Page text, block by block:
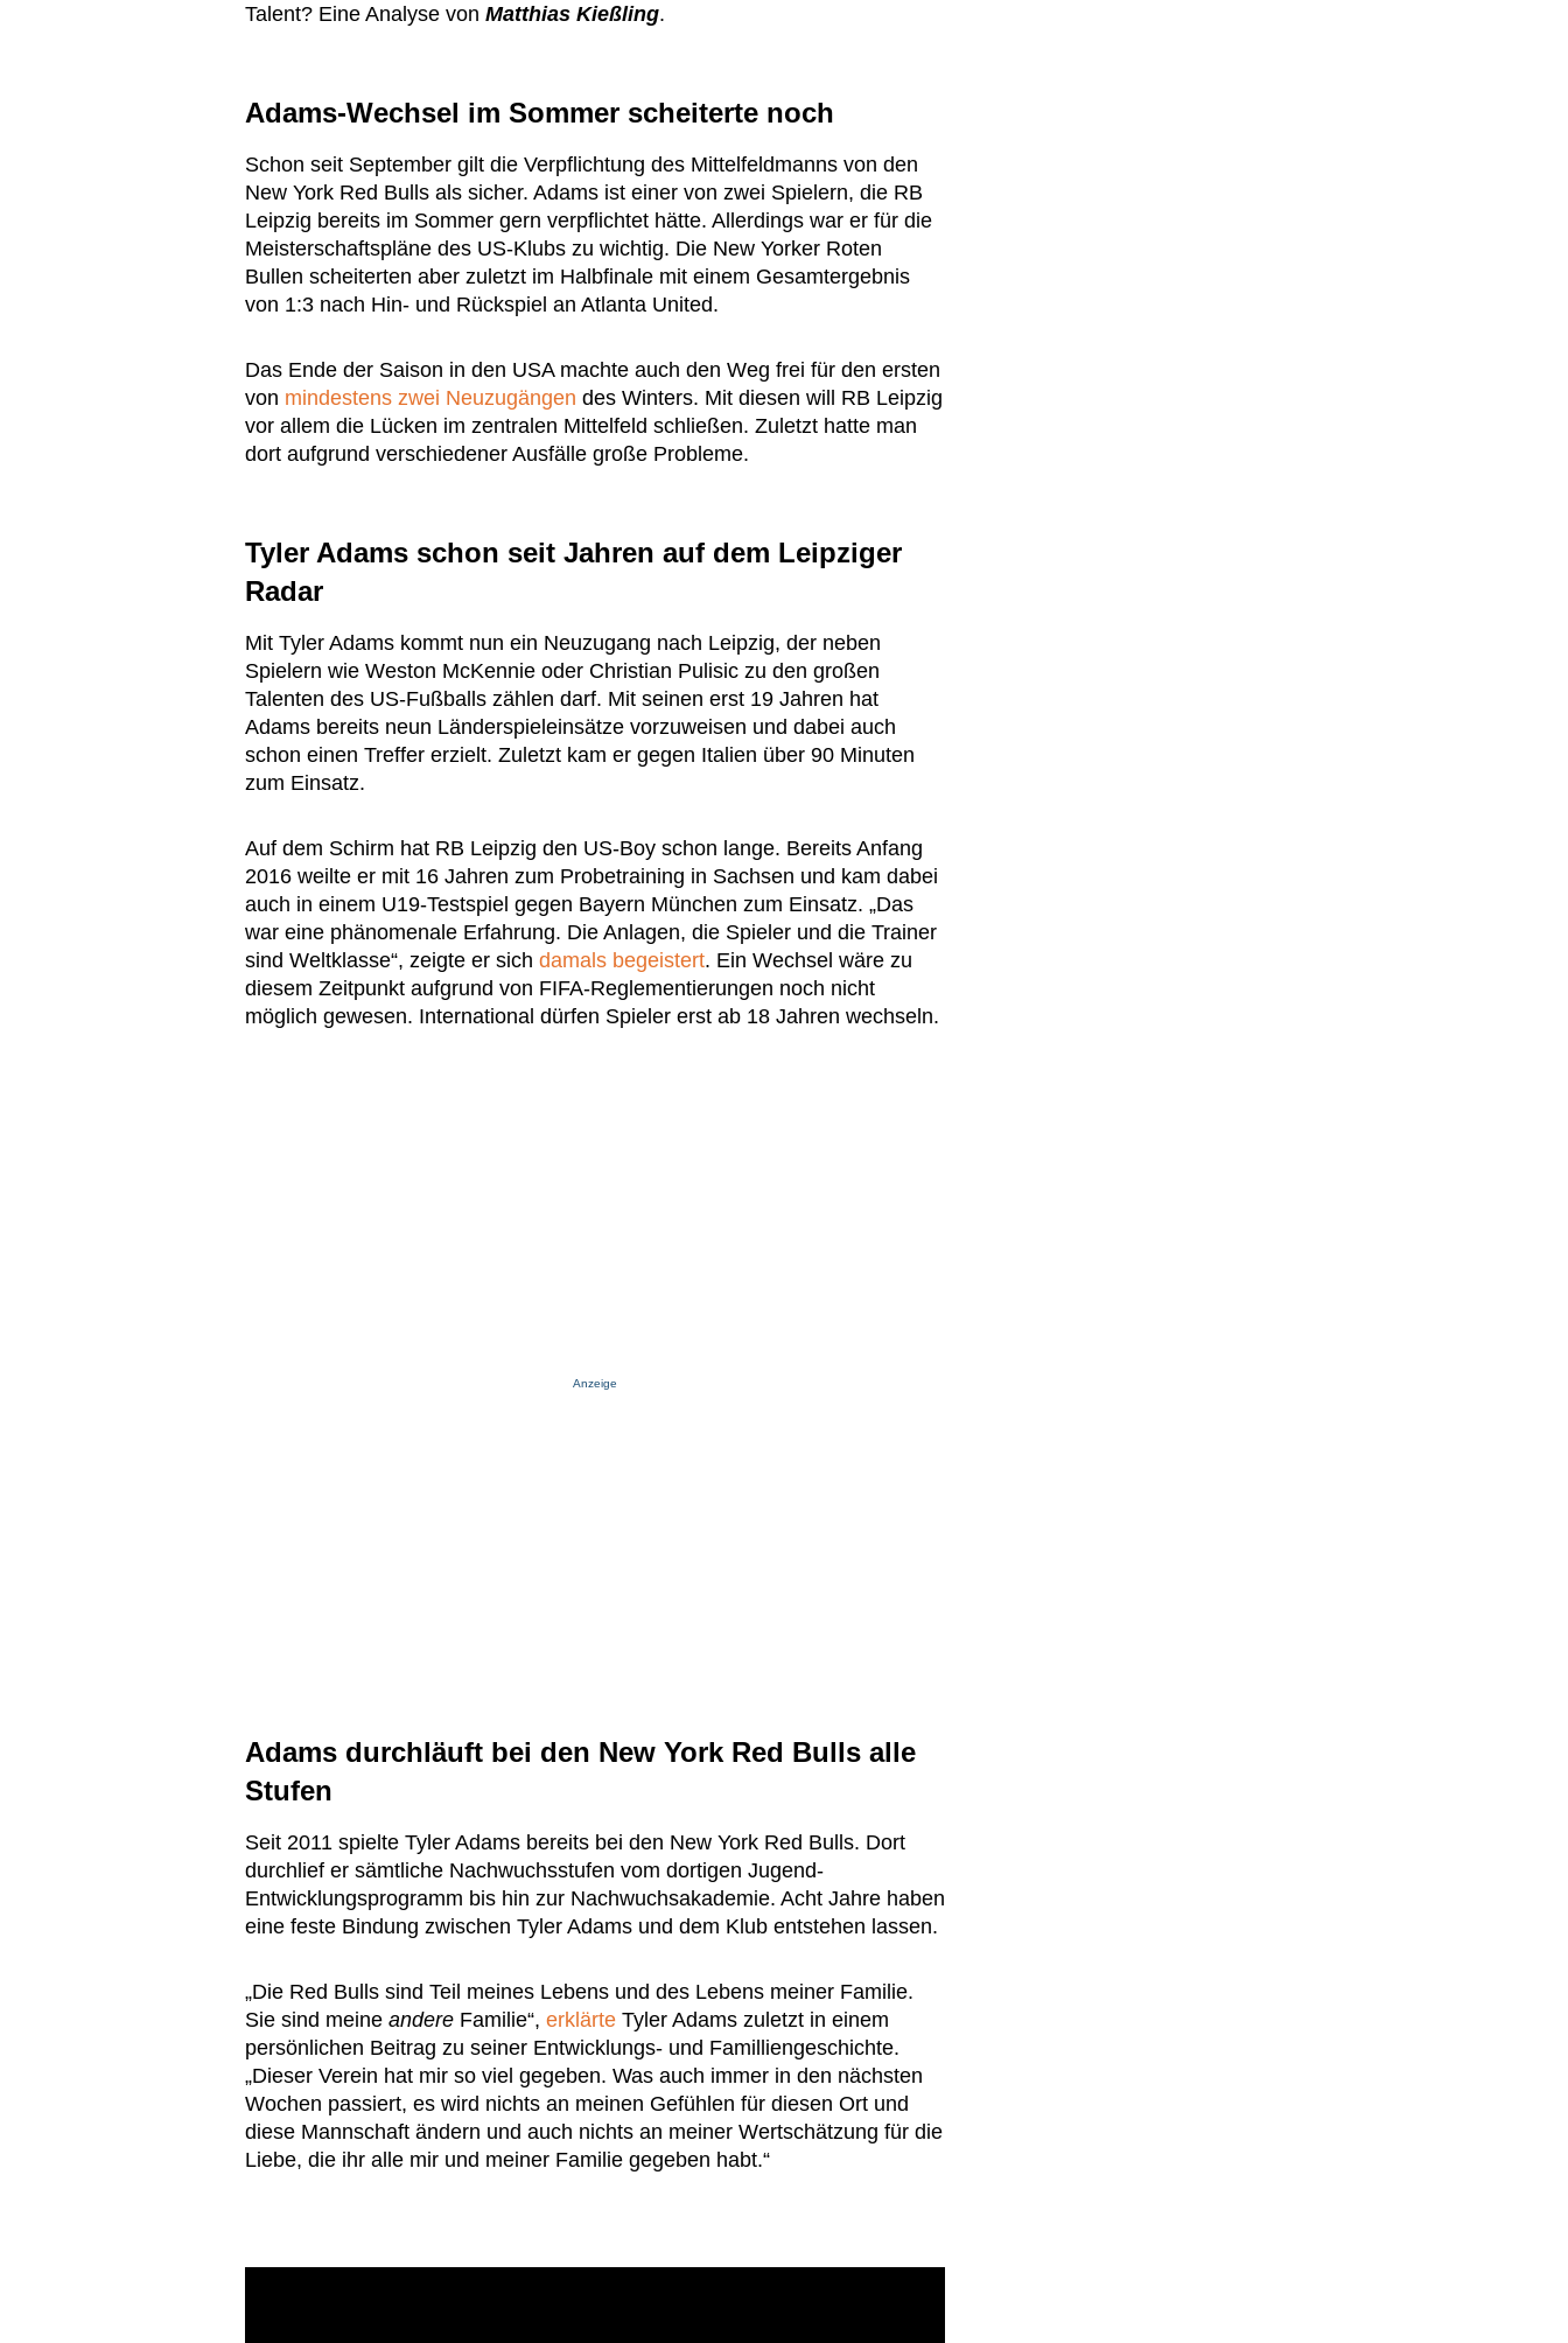
Talent? Eine Analyse von Matthias Kießling.
Adams-Wechsel im Sommer scheiterte noch
Schon seit September gilt die Verpflichtung des Mittelfeldmanns von den
New York Red Bulls als sicher. Adams ist einer von zwei Spielern, die RB
Leipzig bereits im Sommer gern verpflichtet hätte. Allerdings war er für die
Meisterschaftspläne des US-Klubs zu wichtig. Die New Yorker Roten
Bullen scheiterten aber zuletzt im Halbfinale mit einem Gesamtergebnis
von 1:3 nach Hin- und Rückspiel an Atlanta United.
Das Ende der Saison in den USA machte auch den Weg frei für den ersten
von mindestens zwei Neuzugängen des Winters. Mit diesen will RB Leipzig
vor allem die Lücken im zentralen Mittelfeld schließen. Zuletzt hatte man
dort aufgrund verschiedener Ausfälle große Probleme.
Tyler Adams schon seit Jahren auf dem Leipziger
Radar
Mit Tyler Adams kommt nun ein Neuzugang nach Leipzig, der neben
Spielern wie Weston McKennie oder Christian Pulisic zu den großen
Talenten des US-Fußballs zählen darf. Mit seinen erst 19 Jahren hat
Adams bereits neun Länderspieleinsätze vorzuweisen und dabei auch
schon einen Treffer erzielt. Zuletzt kam er gegen Italien über 90 Minuten
zum Einsatz.
Auf dem Schirm hat RB Leipzig den US-Boy schon lange. Bereits Anfang
2016 weilte er mit 16 Jahren zum Probetraining in Sachsen und kam dabei
auch in einem U19-Testspiel gegen Bayern München zum Einsatz. „Das
war eine phänomenale Erfahrung. Die Anlagen, die Spieler und die Trainer
sind Weltklasse“, zeigte er sich damals begeistert. Ein Wechsel wäre zu
diesem Zeitpunkt aufgrund von FIFA-Reglementierungen noch nicht
möglich gewesen. International dürfen Spieler erst ab 18 Jahren wechseln.
Anzeige
Adams durchläuft bei den New York Red Bulls alle
Stufen
Seit 2011 spielte Tyler Adams bereits bei den New York Red Bulls. Dort
durchlief er sämtliche Nachwuchsstufen vom dortigen Jugend-
Entwicklungsprogramm bis hin zur Nachwuchsakademie. Acht Jahre haben
eine feste Bindung zwischen Tyler Adams und dem Klub entstehen lassen.
„Die Red Bulls sind Teil meines Lebens und des Lebens meiner Familie.
Sie sind meine andere Familie“, erklärte Tyler Adams zuletzt in einem
persönlichen Beitrag zu seiner Entwicklungs- und Familliengeschichte.
„Dieser Verein hat mir so viel gegeben. Was auch immer in den nächsten
Wochen passiert, es wird nichts an meinen Gefühlen für diesen Ort und
diese Mannschaft ändern und auch nichts an meiner Wertschätzung für die
Liebe, die ihr alle mir und meiner Familie gegeben habt.“